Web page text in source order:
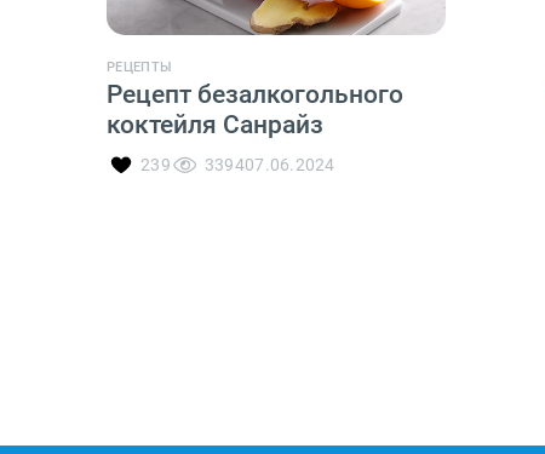
РЕЦЕПТЫ
Рецепт безалкогольного
коктейля Санрайз
239 339407.06.2024